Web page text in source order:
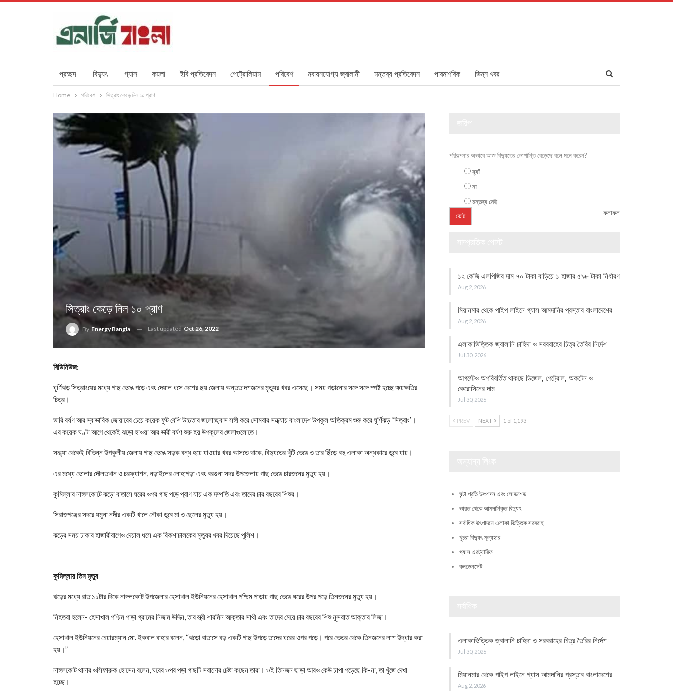
প্রচ্ছদ বিদ্যুৎ গ্যাস কয়লা ইবি প্রতিবেদন পেট্রোলিয়াম পরিবেশ নবায়নযোগ্য জ্বালানী মন্তব্য প্রতিবেদন পারমাণবিক ভিন্ন খবর
Home পরিবেশ সিত্রাং কেড়ে নিল ১০ প্রাণ
সিত্রাং কেড়ে নিল ১০ প্রাণ
By Energy Bangla Last updated Oct 26, 2022
বিডিনিউজ:
ঘূর্ণিঝড় সিত্রাংয়ের মধ্যে গাছ ভেঙে পড়ে এবং দেয়াল ধসে দেশের ছয় জেলায় অন্তত দশজনের মৃত্যুর খবর এসেছে। সময় গড়ানোর সঙ্গে সঙ্গে স্পষ্ট হচ্ছে ক্ষয়ক্ষতির
চিত্র।
ভারি বর্ষণ আর স্বাভাবিক জোয়ারের চেয়ে কয়েক ফুট বেশি উচ্চতার জলোচ্ছ্বাস সঙ্গী করে সোমবার সন্ধ্যায় বাংলাদেশ উপকূল অতিক্রম শুরু করে ঘূর্ণিঝড় ‘সিত্রাং’।
এর কয়েক ঘণ্টা আগে থেকেই ঝড়ো হাওয়া আর ভারী বর্ষণ শুরু হয় উপকূলের জেলাগুলোতে।
সন্ধ্যা থেকেই বিভিন্ন উপকূলীয় জেলায় গাছ ভেঙে সড়ক বন্ধ হয়ে যাওয়ার খবর আসতে থাকে, বিদ্যুতের খুঁটি ভেঙে ও তার ছিঁড়ে বহু এলাকা অন্ধকারে ডুবে যায়।
এর মধ্যে ভোলার দৌলতখান ও চরফ্যাশন, নড়াইলের লোহাগড়া এবং বরগুনা সদর উপজেলায় গাছ ভেঙে চারজনের মৃত্যু হয়।
কুমিল্লার নাঙ্গলকোটে ঝড়ো বাতাসে ঘরের ওপর গাছ পড়ে প্রাণ যায় এক দম্পতি এবং তাদের চার বছরের শিশুর।
সিরাজগঞ্জের সদরে যমুনা নদীর একটি খালে নৌকা ডুবে মা ও ছেলের মৃত্যু হয়।
ঝড়ের সময় ঢাকার হাজারীবাগেও দেয়াল ধসে এক রিকশাচালকের মৃত্যুর খবর দিয়েছে পুলিশ।
কুমিল্লায় তিন মৃত্যু
ঝড়ের মধ্যে রাত ১১টার দিকে নাঙ্গলকোট উপজেলার হেসাখাল ইউনিয়নের হেসাখাল পশ্চিম পাড়ায় গাছ ভেঙে ঘরের উপর পড়ে তিনজনের মৃত্যু হয়।
নিহতরা হলেন- হেসাখাল পশ্চিম পাড়া গ্রামের নিজাম উদ্দিন, তার স্ত্রী শারমিন আক্তার সাথী এবং তাদের মেয়ে চার বছরের শিশু নুসরাত আক্তার লিজা।
হেসাখাল ইউনিয়নের চেয়ারম্যান মো. ইকবাল বাহার বলেন, “ঝড়ো বাতাসে বড় একটি গাছ উপড়ে তাদের ঘরের ওপর পড়ে। পরে ভেতর থেকে তিনজনের লাশ উদ্ধার করা
হয়।”
নাঙ্গলকোট থানার ওসিফারুক হোসেন বলেন, ঘরের ওপর পড়া গাছটি সরানোর চেষ্টা কছেন তারা। ওই তিনজন ছাড়া আরও কেউ চাপা পড়েছে কি-না, তা খুঁজে দেখা
হচ্ছে।
পরিকল্পনার অভাবে আজ বিদ্যুতের ভোগান্তি বেড়েছে বলে মনে করেন?
হ্যাঁ
না
মন্তব্য নেই
ফলাফল
১২ কেজি এলপিজির দাম ৭০ টাকা বাড়িয়ে ১ হাজার ৫৯৮ টাকা নির্ধারণ
Aug 2, 2026
মিয়ানমার থেকে পাইপ লাইনে গ্যাস আমদানির প্রস্তাব বাংলাদেশের
Aug 2, 2026
এলাকাভিত্তিক জ্বালানি চাহিদা ও সরবরাহের চিত্র তৈরির নির্দেশ
Jul 30, 2026
আগস্টেও অপরিবর্তিত থাকছে ডিজেল, পেট্রোল, অকটেন ও
কেরোসিনের দাম
Jul 30, 2026
PREV NEXT 1 of 1,193
ঘন্টা প্রতি উৎপাদন এবং লোডশেড
ভারত থেকে আমদানিকৃত বিদ্যুৎ
সর্বাধিক উৎপাদনে এলাকা ভিত্তিক সরবরাহ
খুচরা বিদ্যুৎ মূল্যহার
গ্যাস এরট্যারিফ
কনডেনসেট
এলাকাভিত্তিক জ্বালানি চাহিদা ও সরবরাহের চিত্র তৈরির নির্দেশ
Jul 30, 2026
মিয়ানমার থেকে পাইপ লাইনে গ্যাস আমদানির প্রস্তাব বাংলাদেশের
Aug 2, 2026